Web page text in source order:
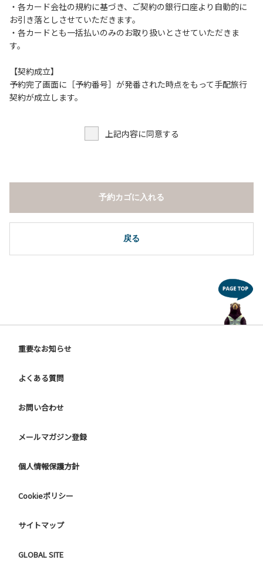
・各カード会社の規約に基づき、ご契約の銀行口座より自動的に
お引き落としさせていただきます。
・各カードとも一括払いのみのお取り扱いとさせていただきま
す。
【契約成立】
予約完了画面に［予約番号］が発番された時点をもって手配旅行
契約が成立します。
上記内容に同意する
戻る
予約カゴに入れる
重要なお知らせ
よくある質問
お問い合わせ
メールマガジン登録
個人情報保護方針
Cookieポリシー
サイトマップ
GLOBAL SITE